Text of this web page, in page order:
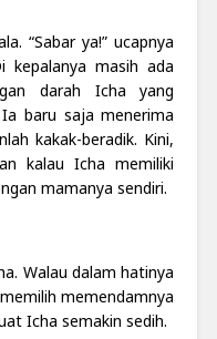
“Sabar ya!” ucapnya
kepalanya masih ada
darah Icha yang
baru saja menerima
kakak-beradik. Kini,
kalau Icha memiliki
mamanya sendiri.
Walau dalam hatinya
memendamnya
Icha semakin sedih.